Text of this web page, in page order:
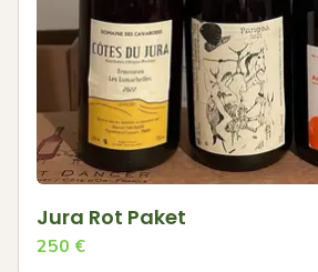
Jura Rot Paket
250 €